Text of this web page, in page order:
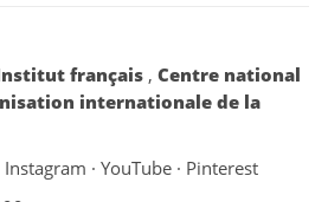
français , Centre national
internationale de la
Instagram · YouTube · Pinterest